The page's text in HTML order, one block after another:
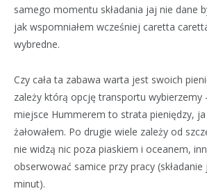
samego momentu składania jaj nie dane
jak wspomniałem wcześniej caretta
wybredne.
Czy cała ta zabawa warta jest swoich
zależy którą opcję transportu wybierzemy
miejsce Hummerem to strata pieniędzy,
żałowałem. Po drugie wiele zależy od
nie widzą nic poza piaskiem i oceanem,
obserwować samice przy pracy
minut).